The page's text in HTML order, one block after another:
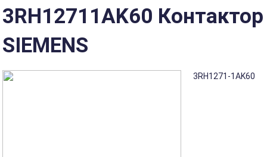
3RH12711AK60 Контактор
SIEMENS
3RH1271-1AK60